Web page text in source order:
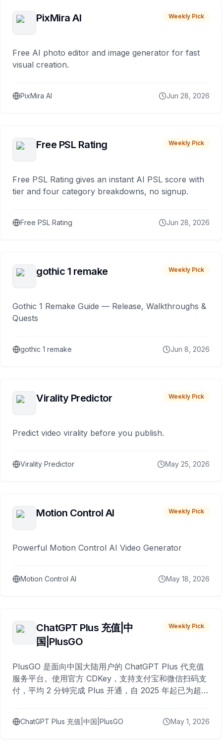
PixMira AI Weekly Pick
Free AI photo editor and image generator for fast
visual creation.
PixMira AI Jun 28, 2026
Free PSL Rating Weekly Pick
Free PSL Rating gives an instant AI PSL score with
tier and four category breakdowns, no signup.
Free PSL Rating Jun 28, 2026
gothic 1 remake Weekly Pick
Gothic 1 Remake Guide — Release, Walkthroughs &
Quests
gothic 1 remake Jun 8, 2026
Virality Predictor Weekly Pick
Predict video virality before you publish.
Virality Predictor May 25, 2026
Motion Control AI Weekly Pick
Powerful Motion Control AI Video Generator
Motion Control AI May 18, 2026
ChatGPT Plus 充值|中
国|PlusGO
Weekly Pick
PlusGO 是面向中国大陆用户的 ChatGPT Plus 代充值
服务平台。使用官方 CDKey，支持支付宝和微信扫码支
付，平均 2 分钟完成 Plus 开通，自 2025 年起已为超过
ChatGPT Plus 充值|中国|PlusGO May 1, 2026